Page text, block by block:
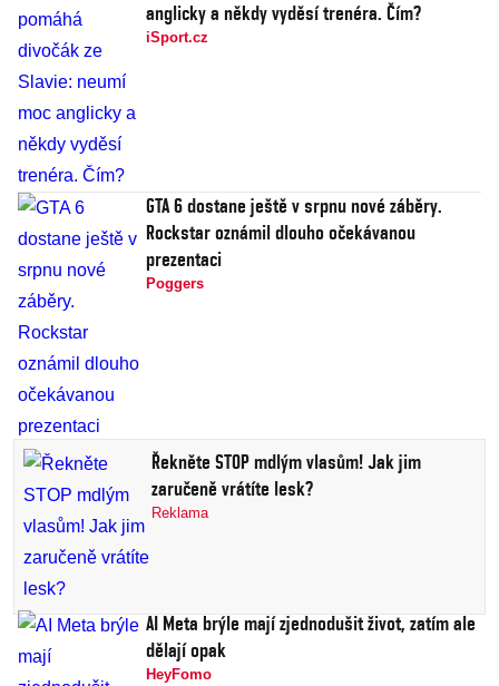
anglicky a někdy vyděsí trenéra. Čím?
iSport.cz
GTA 6 dostane ještě v srpnu nové záběry.
Rockstar oznámil dlouho očekávanou
prezentaci
Poggers
Řekněte STOP mdlým vlasům! Jak jim
zaručeně vrátíte lesk?
Reklama
AI Meta brýle mají zjednodušit život, zatím ale
dělají opak
HeyFomo